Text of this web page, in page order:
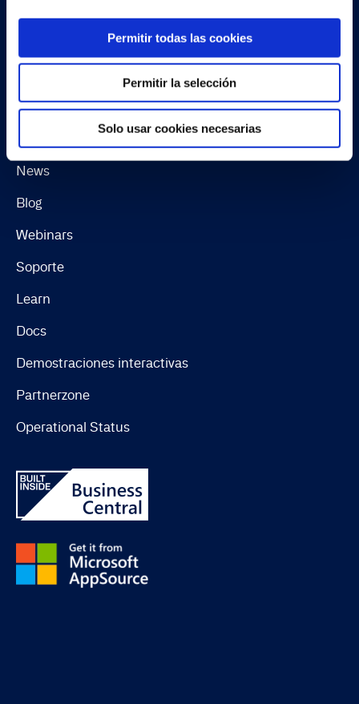
Permitir todas las cookies
Permitir la selección
Solo usar cookies necesarias
Change summary for EULA
Continia Software Whistleblower Scheme
Recursos
News
Blog
Webinars
Soporte
Learn
Docs
Demostraciones interactivas
Partnerzone
Operational Status